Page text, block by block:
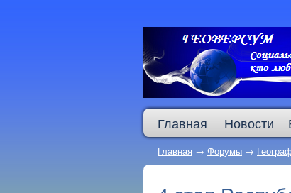
Главная Новости
Главная → Форумы →